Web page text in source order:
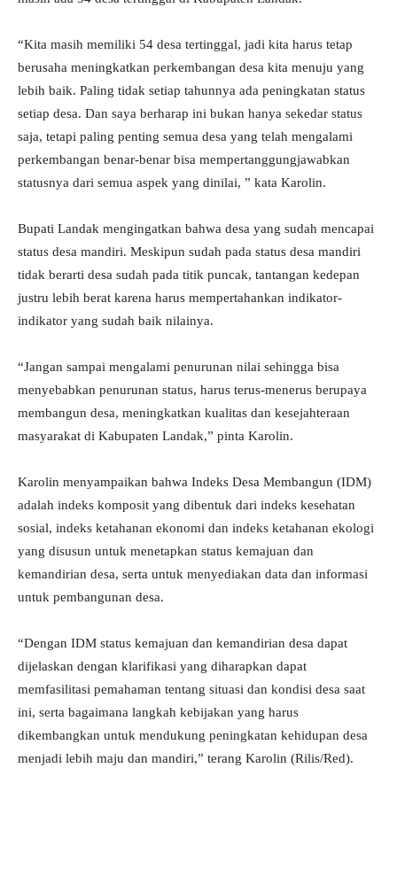
“Kita masih memiliki 54 desa tertinggal, jadi kita harus tetap
berusaha meningkatkan perkembangan desa kita menuju yang
lebih baik. Paling tidak setiap tahunnya ada peningkatan status
setiap desa. Dan saya berharap ini bukan hanya sekedar status
saja, tetapi paling penting semua desa yang telah mengalami
perkembangan benar-benar bisa mempertanggungjawabkan
statusnya dari semua aspek yang dinilai, ” kata Karolin.
Bupati Landak mengingatkan bahwa desa yang sudah mencapai
status desa mandiri. Meskipun sudah pada status desa mandiri
tidak berarti desa sudah pada titik puncak, tantangan kedepan
justru lebih berat karena harus mempertahankan indikator-
indikator yang sudah baik nilainya.
“Jangan sampai mengalami penurunan nilai sehingga bisa
menyebabkan penurunan status, harus terus-menerus berupaya
membangun desa, meningkatkan kualitas dan kesejahteraan
masyarakat di Kabupaten Landak,” pinta Karolin.
Karolin menyampaikan bahwa Indeks Desa Membangun (IDM)
adalah indeks komposit yang dibentuk dari indeks kesehatan
sosial, indeks ketahanan ekonomi dan indeks ketahanan ekologi
yang disusun untuk menetapkan status kemajuan dan
kemandirian desa, serta untuk menyediakan data dan informasi
untuk pembangunan desa.
“Dengan IDM status kemajuan dan kemandirian desa dapat
dijelaskan dengan klarifikasi yang diharapkan dapat
memfasilitasi pemahaman tentang situasi dan kondisi desa saat
ini, serta bagaimana langkah kebijakan yang harus
dikembangkan untuk mendukung peningkatan kehidupan desa
menjadi lebih maju dan mandiri,” terang Karolin (Rilis/Red).